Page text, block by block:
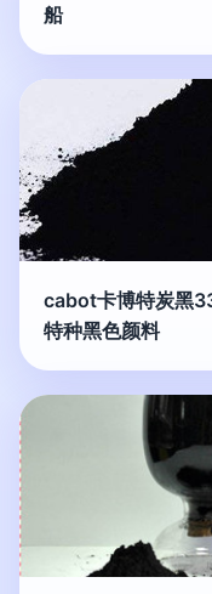
船
cabot卡博特炭黑
特种黑色颜料